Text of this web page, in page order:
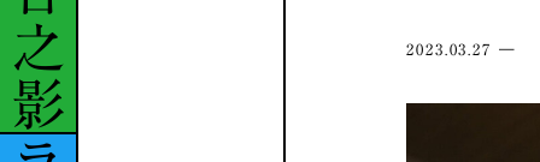
日之影
2023.03.27 ―